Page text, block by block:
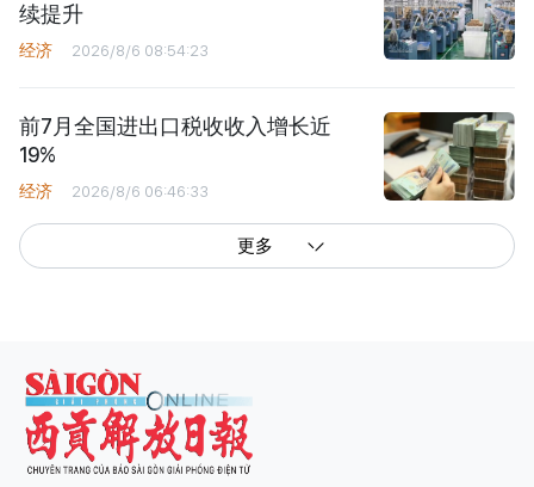
续提升
经济 2026/8/6 08:54:23
前7月全国进出口税收收入增长近
19%
经济 2026/8/6 06:46:33
更多